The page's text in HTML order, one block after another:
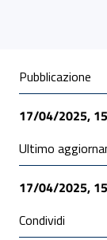
Pubblicazione
17/04/2025,
Ultimo
17/04/2025,
Condividi